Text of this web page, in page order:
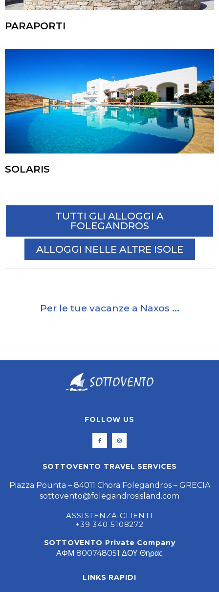
PARAPORTI
SOLARIS
TUTTI GLI ALLOGGI A
FOLEGANDROS
ALLOGGI NELLE ALTRE ISOLE
Per le tue vacanze a Naxos ...
FOLLOW US
SOTTOVENTO TRAVEL SERVICES
Piazza Pounta – 84011 Chora Folegandros – GRECIA
sottovento@folegandrosisland.com
ASSISTENZA CLIENTI
+39 340 5108272
SOTTOVENTO Private Company
ΑΦΜ 800748051 ΔΟΥ Θηρας
LINKS RAPIDI